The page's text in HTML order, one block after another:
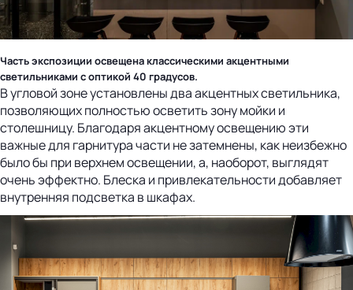
Часть экспозиции освещена классическими акцентными
светильниками с оптикой 40 градусов.
В угловой зоне установлены два акцентных светильника,
позволяющих полностью осветить зону мойки и
столешницу. Благодаря акцентному освещению эти
важные для гарнитура части не затемнены, как неизбежно
было бы при верхнем освещении, а, наоборот, выглядят
очень эффектно. Блеска и привлекательности добавляет
внутренняя подсветка в шкафах.